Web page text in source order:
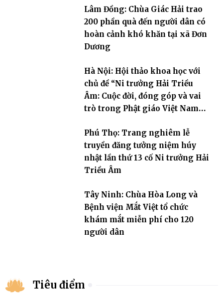
Lâm Đồng: Chùa Giác Hải trao
200 phần quà đến người dân có
hoàn cảnh khó khăn tại xã Đơn
Dương
Hà Nội: Hội thảo khoa học với
chủ đề “Ni trưởng Hải Triều
Âm: Cuộc đời, đóng góp và vai
trò trong Phật giáo Việt Nam
Phú Thọ: Trang nghiêm lễ
truyền đăng tưởng niệm húy
nhật lần thứ 13 cố Ni trưởng Hải
Triều Âm
Tây Ninh: Chùa Hòa Long và
Bệnh viện Mắt Việt tổ chức
khám mắt miễn phí cho 120
người dân
Tiêu điểm